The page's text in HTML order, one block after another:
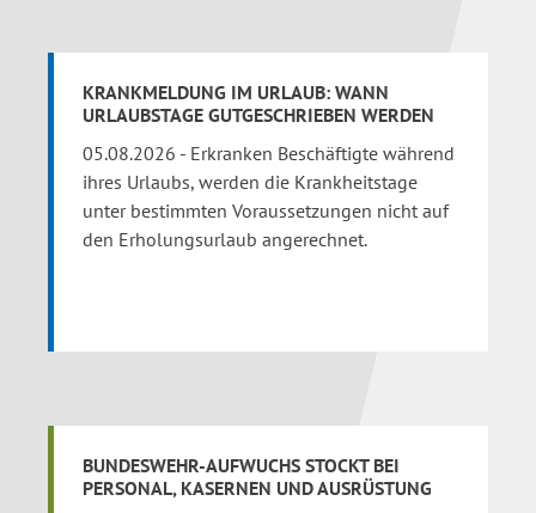
KRANKMELDUNG IM URLAUB: WANN
URLAUBSTAGE GUTGESCHRIEBEN WERDEN
05.08.2026 - Erkranken Beschäftigte während
ihres Urlaubs, werden die Krankheitstage
unter bestimmten Voraussetzungen nicht auf
den Erholungsurlaub angerechnet.
BUNDESWEHR-AUFWUCHS STOCKT BEI
PERSONAL, KASERNEN UND AUSRÜSTUNG